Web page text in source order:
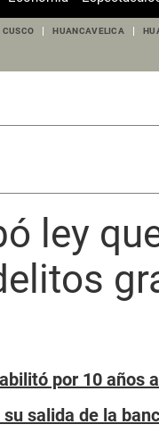
CUSCO HUANCAVELICA
ley
por 10 años
salida de la